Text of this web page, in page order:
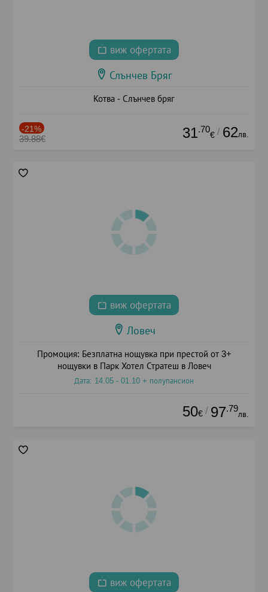
виж офертата
Слънчев Бряг
Котва - Слънчев бряг
-21%
39.88€ 31.70
€ / 62лв.
виж офертата
Ловеч
Промоция: Безплатна нощувка при престой от 3+
нощувки в Парк Хотел Стратеш в Ловеч
Дата: 14.05 - 01.10 + полупансион
50€ / 97.79
лв.
виж офертата